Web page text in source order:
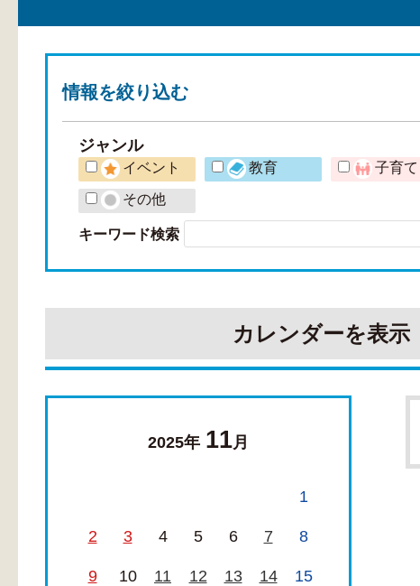
情報を絞り込む
ジャンル
イベント 教育 子育て
その他
キーワード検索
カレンダーを表示
2025年 11月
1
2 3 4 5 6 7 8
9 10 11 12 13 14 15